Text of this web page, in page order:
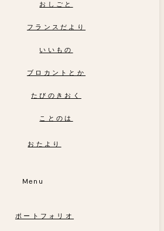
おしごと
フランスだより
いいもの
ブロカントとか
たびのきおく
ことのは
おたより
Menu
ポートフォリオ